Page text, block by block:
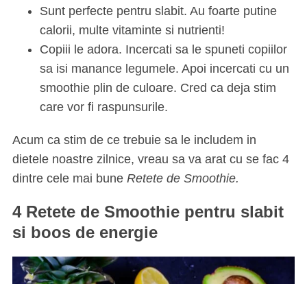
Sunt perfecte pentru slabit. Au foarte putine
calorii, multe vitaminte si nutrienti!
Copiii le adora. Incercati sa le spuneti copiilor
sa isi manance legumele. Apoi incercati cu un
smoothie plin de culoare. Cred ca deja stim
care vor fi raspunsurile.
Acum ca stim de ce trebuie sa le includem in
dietele noastre zilnice, vreau sa va arat cu se fac 4
dintre cele mai bune Retete de Smoothie.
4 Retete de Smoothie pentru slabit
si boos de energie